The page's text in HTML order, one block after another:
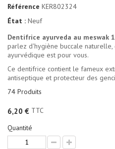
Référence KER802324
État : Neuf
Dentifrice ayurveda au meswak
parlez d'hygiène buccale
ayurvédique est pour vous.
Ce dentifrice contient le fameux
antiseptique et protecteur des
74 Produits
6,20 € TTC
Quantité